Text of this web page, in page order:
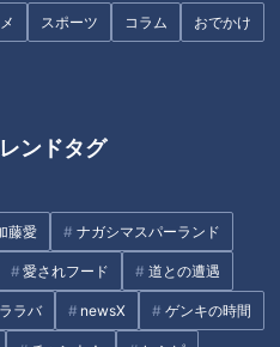
スポーツ コラム おでかけ
レンドタグ
藤愛 ナガシマスパーランド
愛されフード 道との遭遇
ラバ newsX ゲンキの時間
の量